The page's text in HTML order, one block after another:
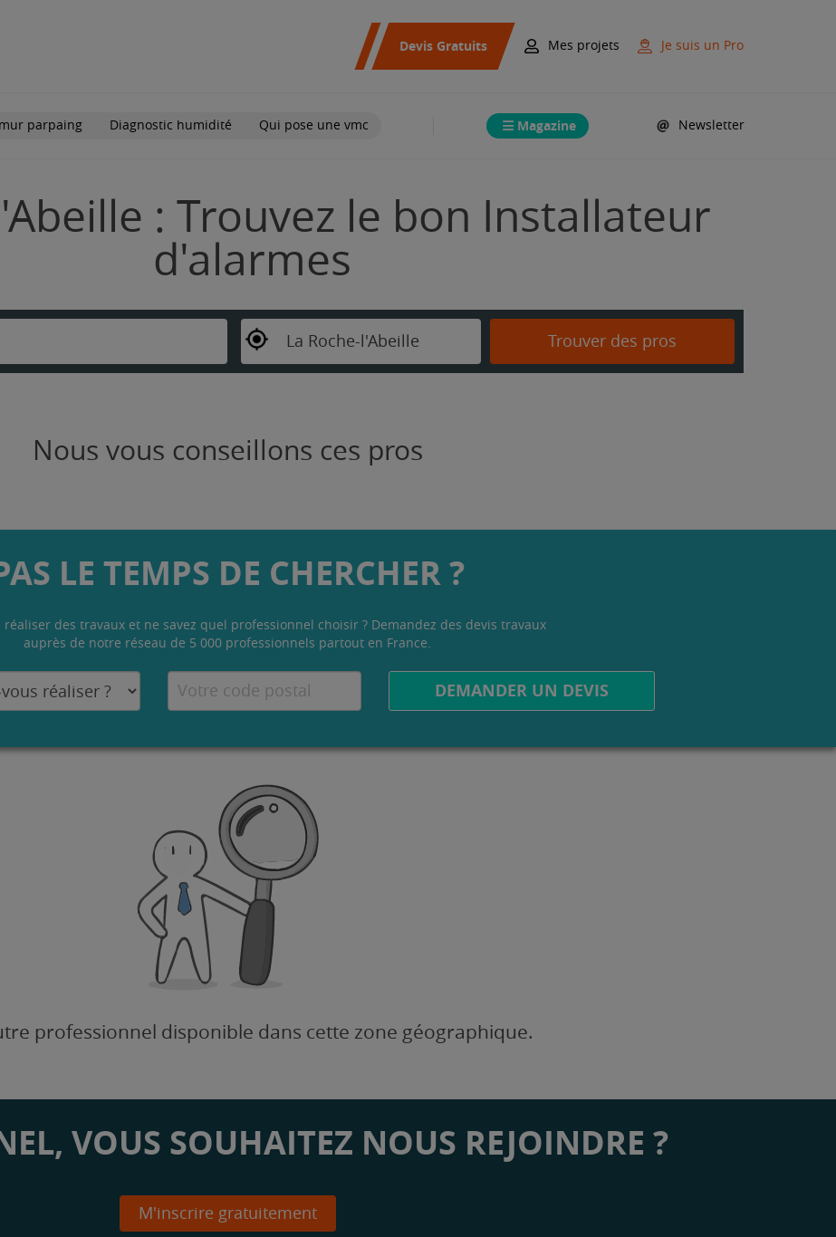
Devis Gratuits Mes projets Je suis un Pro
parpaing Diagnostic humidité Qui pose une vmc Magazine Newsletter
: Trouvez le bon Installateur
d'alarmes
La Roche-l'Abeille Trouver des pros
Nous vous conseillons ces pros
LE TEMPS DE CHERCHER ?
réaliser des travaux et ne savez quel professionnel choisir ? Demandez des devis travaux
auprès de notre réseau de 5 000 professionnels partout en France.
DEMANDER UN DEVIS
professionnel disponible dans cette zone géographique.
VOUS SOUHAITEZ NOUS REJOINDRE ?
M'inscrire gratuitement